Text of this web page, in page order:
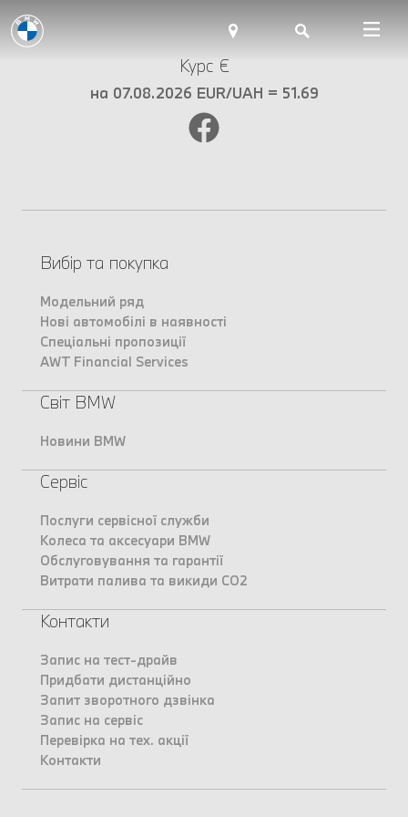
Курс €
на 07.08.2026 EUR/UAH = 51.69
Вибір та покупка
Модельний ряд
Нові автомобілі в наявності
Спеціальні пропозиції
AWT Financial Services
Світ BMW
Новини BMW
Сервіс
Послуги сервісної служби
Колеса та аксесуари BMW
Обслуговування та гарантії
Витрати палива та викиди CO2
Контакти
Запис на тест-драйв
Придбати дистанційно
Запит зворотного дзвінка
Запис на сервіс
Перевірка на тех. акції
Контакти